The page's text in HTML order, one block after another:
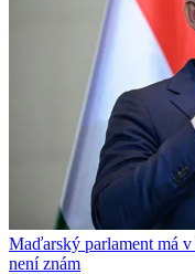
Maďarský parlament má
není znám